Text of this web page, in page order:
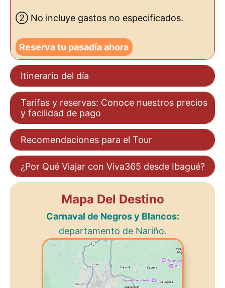
② No incluye gastos no especificados.
Reserva tu pasadía ahora
Itinerario del día
Tarifas y reservas: Conoce nuestros precios
y facilidad de pago
Recomendaciones para el Tour
¿Por Qué Viajar con Viva365 desde Ibagué?
Mapa Del Destino
Carnaval de Negros y Blancos:
departamento de Nariño.